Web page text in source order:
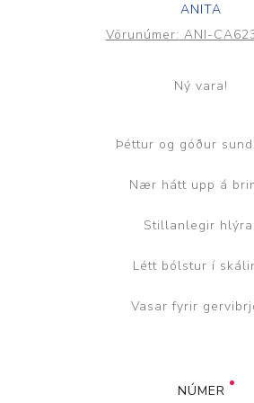
ANITA
Vörunúmer: ANI-
Ný vara!
Þéttur og góður
Nær hátt upp á
Stillanlegir
Létt bólstur í
Vasar fyrir
NÚMER